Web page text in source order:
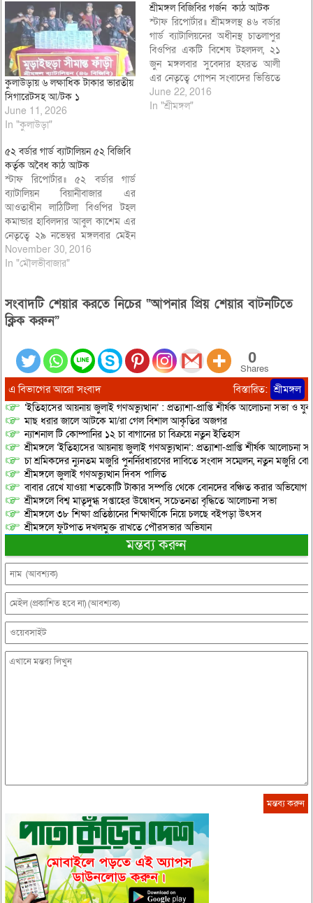
কুলাউড়ায় ৬ লক্ষাধিক টাকার ভারতীয়
সিগারেটসহ আ/টক ১
June 11, 2026
In "কুলাউড়া"
শ্রীমঙ্গল বিজিবির গর্জন কাঠ আটক
স্টাফ রিপোর্টার॥ শ্রীমঙ্গলস্থ ৪৬ বর্ডার
গার্ড ব্যাটালিয়নের অধীনস্থ চাতলাপুর
বিওপির একটি বিশেষ টহলদল, ২১
জুন মঙ্গলবার সুবেদার হযরত আলী
এর নেতৃত্বে গোপন সংবাদের ভিত্তিতে
অভিযান চালিয়ে কুলাউড়া উপজেলার
অর্ন্তগত শমসেরনগর বাজারের দক্ষিনে
June 22, 2016
In "শ্রীমঙ্গল"
৫২ বর্ডার গার্ড ব্যাটালিয়ন ৫২ বিজিবি
কর্তৃক অবৈধ কাঠ আটক
স্টাফ রিপোর্টার॥ ৫২ বর্ডার গার্ড
ব্যাটালিয়ন বিয়ানীবাজার এর
আওতাধীন লাঠিটিলা বিওপির টহল
কমান্ডার হাবিলদার আবুল কাশেম এর
নেতৃত্বে ২৯ নভেম্বর মঙ্গলবার মেইন
পিলার ১৪০০/বি-আরবি হতে ৩
কিলোমিটার বাংলাদেশের অভ্যন্তরে
সহ ৮৪ ঘনফুট গোলকাঠ আটক করে।
যার সিজার মূল্য ১৬,৮৪,০০০/- টাকা
November 30, 2016
In "মৌলভীবাজার"
সংবাদটি শেয়ার করতে নিচের “আপনার প্রিয় শেয়ার বাটনটিতে
ক্লিক করুন”
0
Shares
এ বিভাগের আরো সংবাদ বিস্তারিত: শ্রীমঙ্গল
‘ইতিহাসের আয়নায় জুলাই গণঅভ্যুত্থান’ : প্রত্যাশা-প্রাপ্তি শীর্ষক আলোচনা সভা ও
মাছ ধরার জালে আটকে মা/রা গেল বিশাল আকৃতির অজগর
ন্যাশনাল টি কোম্পানির ১২ চা বাগানের চা বিক্রয়ে নতুন ইতিহাস
শ্রীমঙ্গলে ‘ইতিহাসের আয়নায় জুলাই গণঅভ্যুত্থান’: প্রত্যাশা-প্রাপ্তি শীর্ষক আলোচনা
চা শ্রমিকদের ন্যুনতম মজুরি পুনর্নিরধারণের দাবিতে সংবাদ সম্মেলন, নতুন মজুরি
শ্রীমঙ্গলে জুলাই গণঅভ্যুত্থান দিবস পালিত
বাবার রেখে যাওয়া শতকোটি টাকার সম্পত্তি থেকে বোনদের বঞ্চিত করার অভিযোগ
শ্রীমঙ্গলে বিশ্ব মাতৃদুগ্ধ সপ্তাহের উদ্বোধন, সচেতনতা বৃদ্ধিতে আলোচনা সভা
শ্রীমঙ্গলে ৩৮ শিক্ষা প্রতিষ্ঠানের শিক্ষার্থীকে নিয়ে চলছে বইপড়া উৎসব
শ্রীমঙ্গলে ফুটপাত দখলমুক্ত রাখতে পৌরসভার অভিযান
মন্তব্য করুন